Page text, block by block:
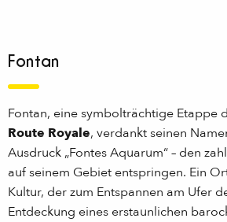
Fontan
Fontan, eine symbolträchtige Etappe
Route Royale, verdankt seinen
Ausdruck „Fontes Aquarum“ – den
auf seinem Gebiet entspringen. Ein
Kultur, der zum Entspannen am Ufer
Entdeckung eines erstaunlichen